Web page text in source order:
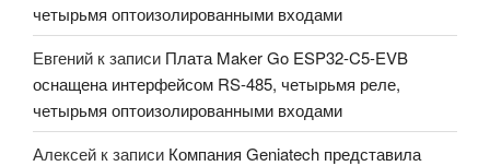
четырьмя оптоизолированными входами
Евгений к записи Плата Maker Go ESP32-C5-EVB
оснащена интерфейсом RS-485, четырьмя реле,
четырьмя оптоизолированными входами
Алексей к записи Компания Geniatech представила